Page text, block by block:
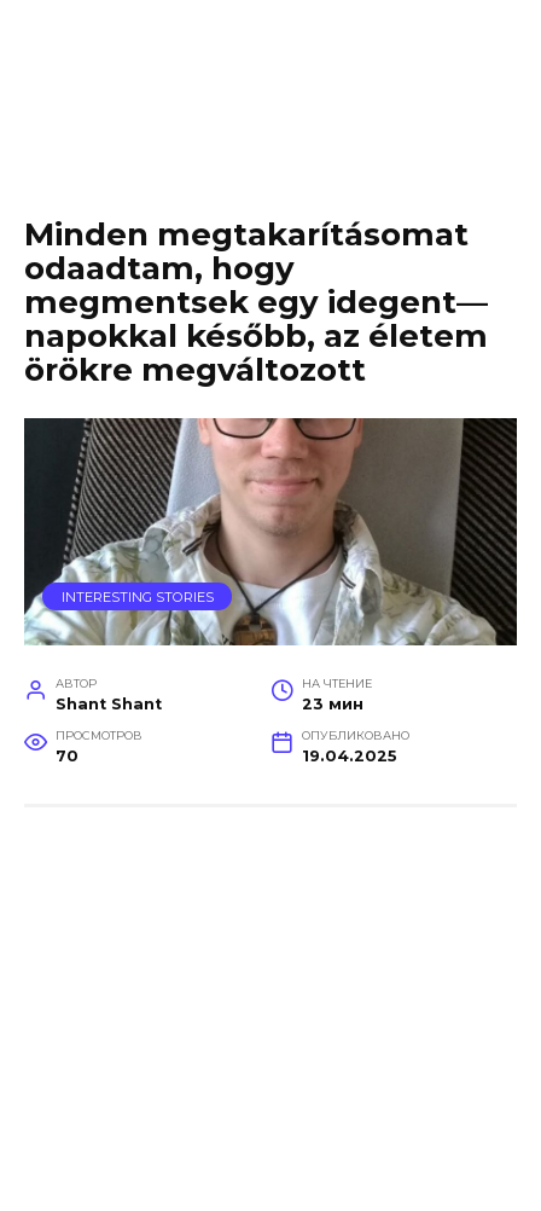
Minden megtakarításomat
odaadtam, hogy
megmentsek egy idegent—
napokkal később, az életem
örökre megváltozott
INTERESTING STORIES
АВТОР
Shant Shant
НА ЧТЕНИЕ
23 мин
ПРОСМОТРОВ
70
ОПУБЛИКОВАНО
19.04.2025